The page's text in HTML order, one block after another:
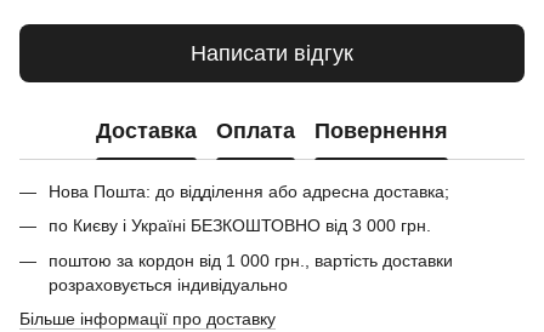
Написати відгук
Доставка Оплата Повернення
Нова Пошта: до відділення або адресна доставка;
по Києву і Україні БЕЗКОШТОВНО від 3 000 грн.
поштою за кордон від 1 000 грн., вартість доставки
розраховується індивідуально
Більше інформації про доставку